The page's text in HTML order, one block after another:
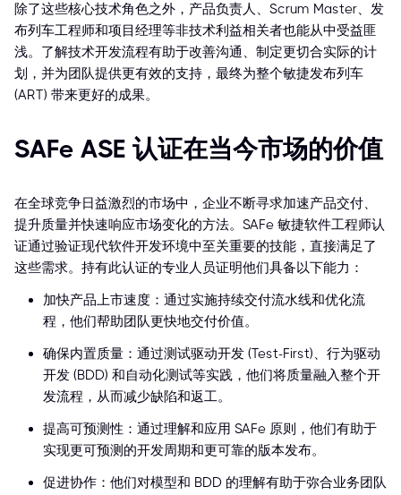
除了这些核心技术角色之外，产品负责人、Scrum Master、发
布列车工程师和项目经理等非技术利益相关者也能从中受益匪
浅。了解技术开发流程有助于改善沟通、制定更切合实际的计
划，并为团队提供更有效的支持，最终为整个敏捷发布列车
(ART) 带来更好的成果。
SAFe ASE 认证在当今市场的价值
在全球竞争日益激烈的市场中，企业不断寻求加速产品交付、
提升质量并快速响应市场变化的方法。SAFe 敏捷软件工程师认
证通过验证现代软件开发环境中至关重要的技能，直接满足了
这些需求。持有此认证的专业人员证明他们具备以下能力：
加快产品上市速度：通过实施持续交付流水线和优化流
程，他们帮助团队更快地交付价值。
确保内置质量：通过测试驱动开发 (Test-First)、行为驱动
开发 (BDD) 和自动化测试等实践，他们将质量融入整个开
发流程，从而减少缺陷和返工。
提高可预测性：通过理解和应用 SAFe 原则，他们有助于
实现更可预测的开发周期和更可靠的版本发布。
促进协作：他们对模型和 BDD 的理解有助于弥合业务团队